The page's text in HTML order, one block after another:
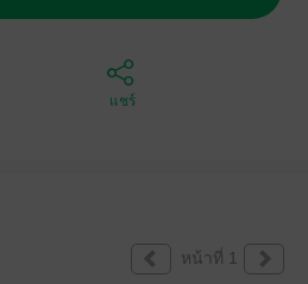
แชร์
หน้าที่ 1